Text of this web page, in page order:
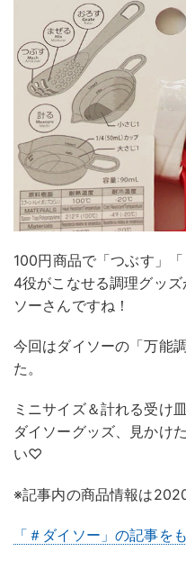
100円商品で「つぶす」
4役がこなせる調理グッ
ソーさんですね！
今回はダイソーの「万能
た。
ミニサイズ＆計れる受け
ダイソーグッズ、見かけ
い♡
※記事内の商品情報は
「＃ダイソー」の記事を